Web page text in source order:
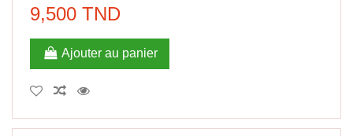
9,500 TND
Ajouter au panier